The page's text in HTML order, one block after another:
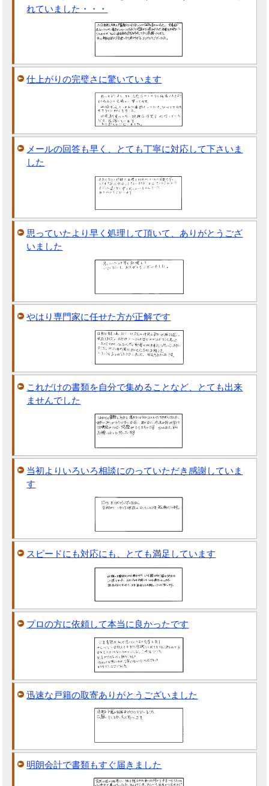
れていました・・・
仕上がりの完璧さに驚いています
メールの回答も早く、とても丁寧に対応して下さいま
した
思っていたより早く処理して頂いて、ありがとうござ
いました
やはり専門家に任せた方が正解です
これだけの書類を自分で集めることなど、とても出来
ませんでした
当初よりいろいろ相談にのっていただき感謝していま
す
スピードにも対応にも、とても満足しています
プロの方に依頼して本当に良かったです
迅速な戸籍の取寄ありがとうございました
明朗会計で書類もすぐ届きました